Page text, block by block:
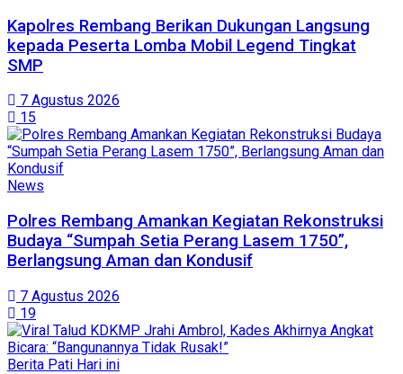
Kapolres Rembang Berikan Dukungan Langsung
kepada Peserta Lomba Mobil Legend Tingkat
SMP
7 Agustus 2026
15
News
Polres Rembang Amankan Kegiatan Rekonstruksi
Budaya “Sumpah Setia Perang Lasem 1750”,
Berlangsung Aman dan Kondusif
7 Agustus 2026
19
Berita Pati Hari ini